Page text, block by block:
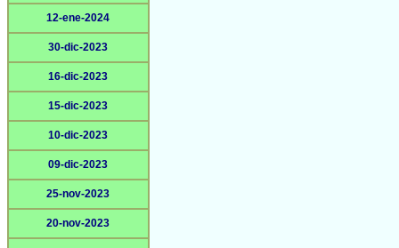
12-ene-2024
30-dic-2023
16-dic-2023
15-dic-2023
10-dic-2023
09-dic-2023
25-nov-2023
20-nov-2023